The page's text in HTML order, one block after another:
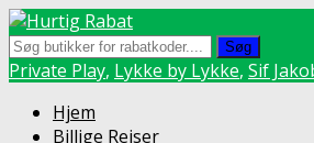
Søg
Private Play, Lykke by Lykke, Sif
Hjem
Billige Rejser